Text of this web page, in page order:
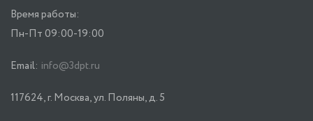
Время работы:
Пн-Пт 09:00-19:00
Email: info@3dpt.ru
117624, г. Москва, ул. Поляны, д. 5